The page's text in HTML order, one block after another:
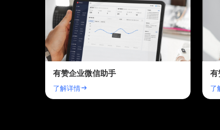
有赞企业微信助手
了解详情
有
了